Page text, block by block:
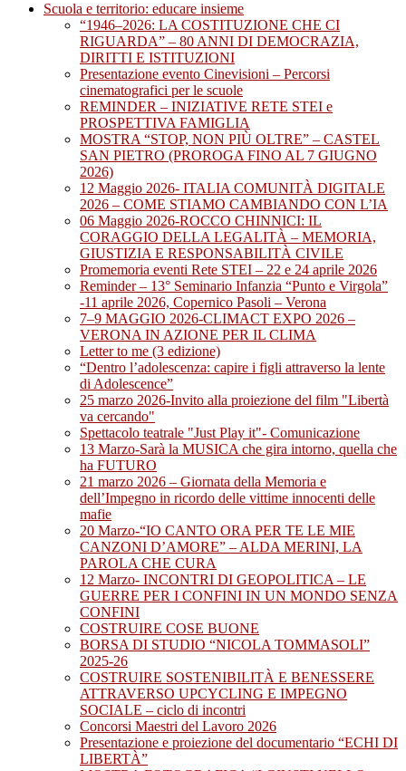
Scuola e territorio: educare insieme
“1946–2026: LA COSTITUZIONE CHE CI
RIGUARDA” – 80 ANNI DI DEMOCRAZIA,
DIRITTI E ISTITUZIONI
Presentazione evento Cinevisioni – Percorsi
cinematografici per le scuole
REMINDER – INIZIATIVE RETE STEI e
PROSPETTIVA FAMIGLIA
MOSTRA “STOP, NON PIÙ OLTRE” – CASTEL
SAN PIETRO (PROROGA FINO AL 7 GIUGNO
2026)
12 Maggio 2026- ITALIA COMUNITÀ DIGITALE
2026 – COME STIAMO CAMBIANDO CON L’IA
06 Maggio 2026-ROCCO CHINNICI: IL
CORAGGIO DELLA LEGALITÀ – MEMORIA,
GIUSTIZIA E RESPONSABILITÀ CIVILE
Promemoria eventi Rete STEI – 22 e 24 aprile 2026
Reminder – 13° Seminario Infanzia “Punto e Virgola”
-11 aprile 2026, Copernico Pasoli – Verona
7–9 MAGGIO 2026-CLIMACT EXPO 2026 –
VERONA IN AZIONE PER IL CLIMA
Letter to me (3 edizione)
“Dentro l’adolescenza: capire i figli attraverso la lente
di Adolescence”
25 marzo 2026-Invito alla proiezione del film "Libertà
va cercando"
Spettacolo teatrale "Just Play it"- Comunicazione
13 Marzo-Sarà la MUSICA che gira intorno, quella che
ha FUTURO
21 marzo 2026 – Giornata della Memoria e
dell’Impegno in ricordo delle vittime innocenti delle
mafie
20 Marzo-“IO CANTO ORA PER TE LE MIE
CANZONI D’AMORE” – ALDA MERINI, LA
PAROLA CHE CURA
12 Marzo- INCONTRI DI GEOPOLITICA – LE
GUERRE PER I CONFINI IN UN MONDO SENZA
CONFINI
COSTRUIRE COSE BUONE
BORSA DI STUDIO “NICOLA TOMMASOLI”
2025-26
COSTRUIRE SOSTENIBILITÀ E BENESSERE
ATTRAVERSO UPCYCLING E IMPEGNO
SOCIALE – ciclo di incontri
Concorsi Maestri del Lavoro 2026
Presentazione e proiezione del documentario “ECHI DI
LIBERTÀ”